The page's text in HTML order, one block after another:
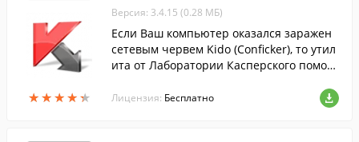
★★★★★
★★★★★
Версия: 3.4.15 (0.28 МБ)
Если Ваш компьютер оказался заражен
сетевым червем Kido (Conficker), то утил
ита от Лаборатории Касперского помож
Лицензия: Бесплатно